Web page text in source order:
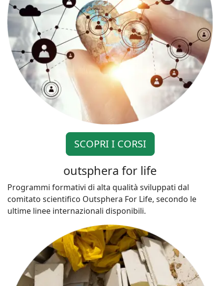
SCOPRI I CORSI
outsphera for life
Programmi formativi di alta qualità sviluppati dal
comitato scientifico Outsphera For Life, secondo le
ultime linee internazionali disponibili.